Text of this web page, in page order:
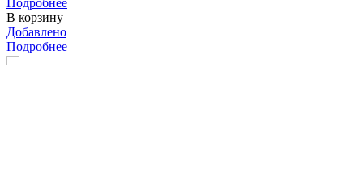
В корзину
Добавлено
Подробнее